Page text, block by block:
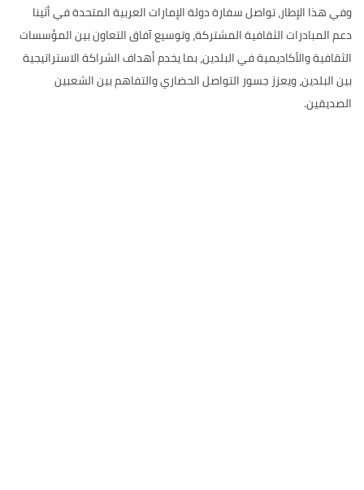
وفي هذا الإطار، تواصل سفارة دولة الإمارات العربية المتحدة في أثينا
دعم المبادرات الثقافية المشتركة، وتوسيع آفاق التعاون بين المؤسسات
الثقافية والأكاديمية في البلدين، بما يخدم أهداف الشراكة الاستراتيجية
بين البلدين، ويعزز جسور التواصل الحضاري والتفاهم بين الشعبين
الصديقين.